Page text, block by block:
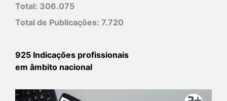
Total: 306.075
Total de Publicações: 7.720
925 Indicações profissionais
em âmbito nacional